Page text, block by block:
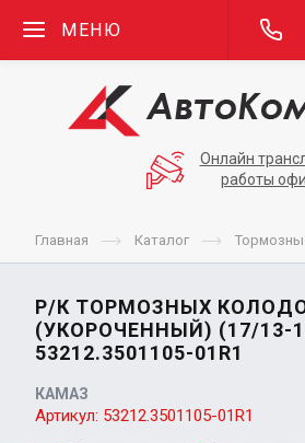
МЕНЮ
Онлайн
работы
Главная Каталог
Р/К ТОРМОЗНЫХ
(УКОРОЧЕННЫЙ) (17/13-
53212.3501105-01R1
КАМАЗ
Артикул: 53212.3501105-01R1